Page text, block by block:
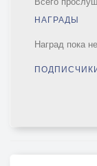
НАГРАДЫ
Наград пока